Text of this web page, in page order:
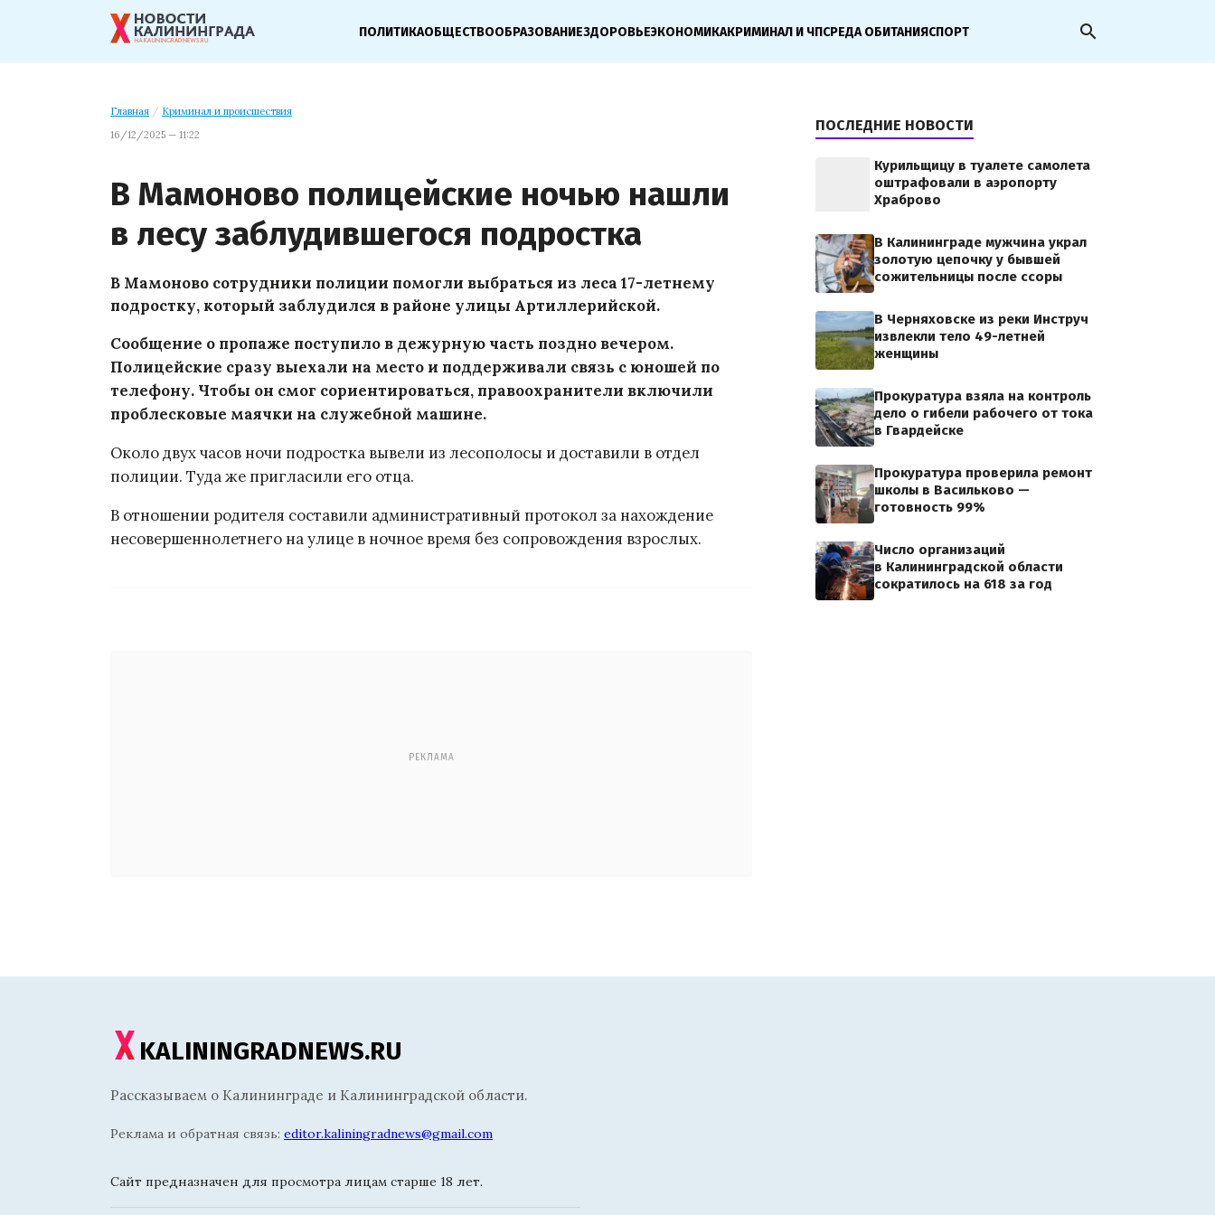
ПОЛИТИКАОБЩЕСТВООБРАЗОВАНИЕЗДОРОВЬЕЭКОНОМИКАКРИМИНАЛ И ЧПСРЕДА ОБИТАНИЯСПОРТ search
Главная / Криминал и происшествия
16/12/2025 — 11:22
В Мамоново полицейские ночью нашли
в лесу заблудившегося подростка
В Мамоново сотрудники полиции помогли выбраться из леса 17-летнему
подростку, который заблудился в районе улицы Артиллерийской.
Сообщение о пропаже поступило в дежурную часть поздно вечером.
Полицейские сразу выехали на место и поддерживали связь с юношей по
телефону. Чтобы он смог сориентироваться, правоохранители включили
проблесковые маячки на служебной машине.
Около двух часов ночи подростка вывели из лесополосы и доставили в отдел
полиции. Туда же пригласили его отца.
В отношении родителя составили административный протокол за нахождение
несовершеннолетнего на улице в ночное время без сопровождения взрослых.
РЕКЛАМА
ПОСЛЕДНИЕ НОВОСТИ
Курильщицу в туалете самолета
оштрафовали в аэропорту
Храброво
В Калининграде мужчина украл
золотую цепочку у бывшей
сожительницы после ссоры
В Черняховске из реки Инструч
извлекли тело 49-летней
женщины
Прокуратура взяла на контроль
дело о гибели рабочего от тока
в Гвардейске
Прокуратура проверила ремонт
школы в Васильково —
готовность 99%
Число организаций
в Калининградской области
сократилось на 618 за год
KALININGRADNEWS.RU
Рассказываем о Калининграде и Калининградской области.
Реклама и обратная связь: editor.kaliningradnews@gmail.com
Сайт предназначен для просмотра лицам старше 18 лет.